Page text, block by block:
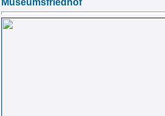
Museumsfriedhof